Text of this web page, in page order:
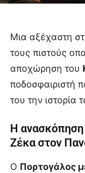
Μια αξέχαστη
τους πιστούς
αποχώρηση του
ποδοσφαιριστή
του την ιστορία
Η ανασκόπηση
Ζέκα στον
Ο Πορτογάλος